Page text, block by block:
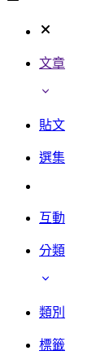
文章
貼文
選集
互動
分類
類別
標籤